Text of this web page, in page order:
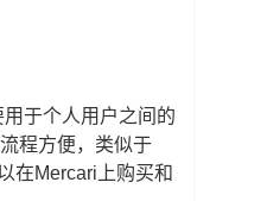
于个人用户之间的
程方便，类似于
在Mercari上购买和